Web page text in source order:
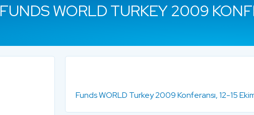
FUNDS WORLD TURKEY 2009
Funds WORLD Turkey 2009 Konferansı, 12-15